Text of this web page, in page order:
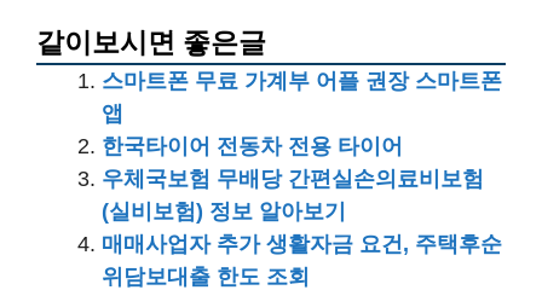
같이보시면 좋은글
스마트폰 무료 가계부 어플 권장 스마트폰
앱
한국타이어 전동차 전용 타이어
우체국보험 무배당 간편실손의료비보험
(실비보험) 정보 알아보기
매매사업자 추가 생활자금 요건, 주택후순
위담보대출 한도 조회